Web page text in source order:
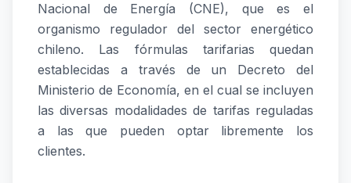
Nacional de Energía (CNE), que es el
organismo regulador del sector energético
chileno. Las fórmulas tarifarias quedan
establecidas a través de un Decreto del
Ministerio de Economía, en el cual se incluyen
las diversas modalidades de tarifas reguladas
a las que pueden optar libremente los
clientes.